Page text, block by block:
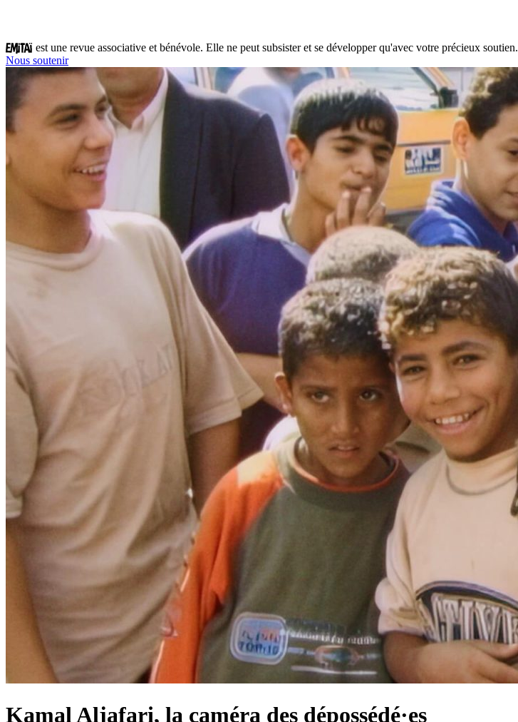
est une revue associative et bénévole. Elle ne peut subsister et se développer qu'avec votre précieux soutien.
Nous soutenir
Kamal Aljafari, la caméra des dépossédé·es